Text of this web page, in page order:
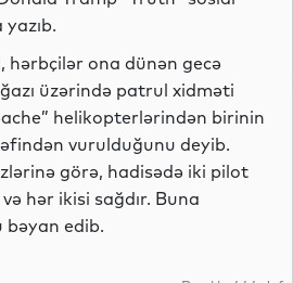
yazıb.
hərbçilər ona dünən gecə
üzərində patrul xidməti
helikopterlərindən birinin
vurulduğunu deyib.
görə, hadisədə iki pilot
hər ikisi sağdır. Buna
bəyan edib.